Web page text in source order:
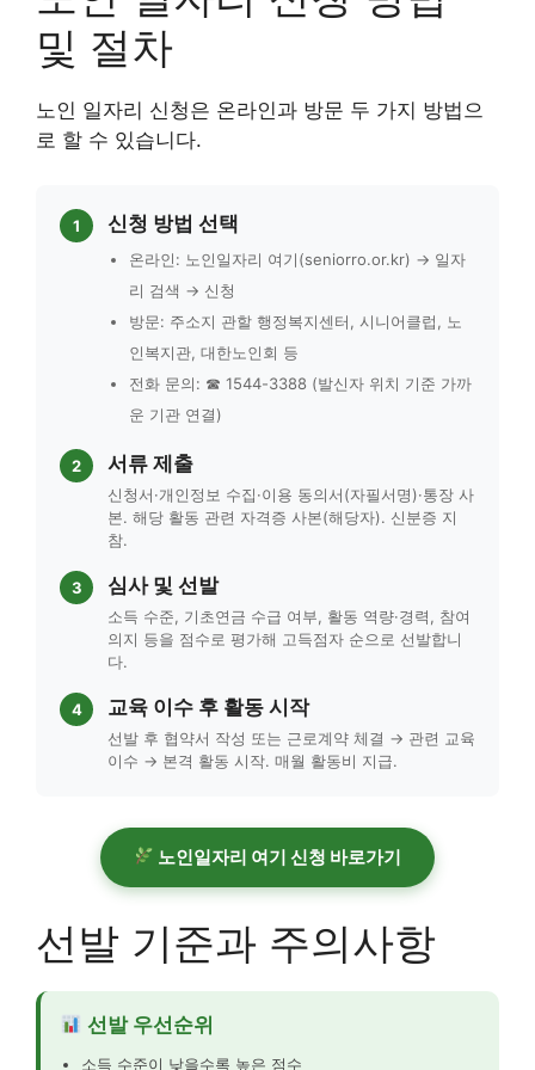
및 절차
노인 일자리 신청은 온라인과 방문 두 가지 방법으
로 할 수 있습니다.
1 신청 방법 선택
온라인: 노인일자리 여기(seniorro.or.kr) → 일자
리 검색 → 신청
방문: 주소지 관할 행정복지센터, 시니어클럽, 노
인복지관, 대한노인회 등
전화 문의: ☎ 1544-3388 (발신자 위치 기준 가까
운 기관 연결)
2 서류 제출
신청서·개인정보 수집·이용 동의서(자필서명)·통장 사
본. 해당 활동 관련 자격증 사본(해당자). 신분증 지
참.
3 심사 및 선발
소득 수준, 기초연금 수급 여부, 활동 역량·경력, 참여
의지 등을 점수로 평가해 고득점자 순으로 선발합니
다.
4 교육 이수 후 활동 시작
선발 후 협약서 작성 또는 근로계약 체결 → 관련 교육
이수 → 본격 활동 시작. 매월 활동비 지급.
노인일자리 여기 신청 바로가기
선발 기준과 주의사항
선발 우선순위
소득 수준이 낮을수록 높은 점수